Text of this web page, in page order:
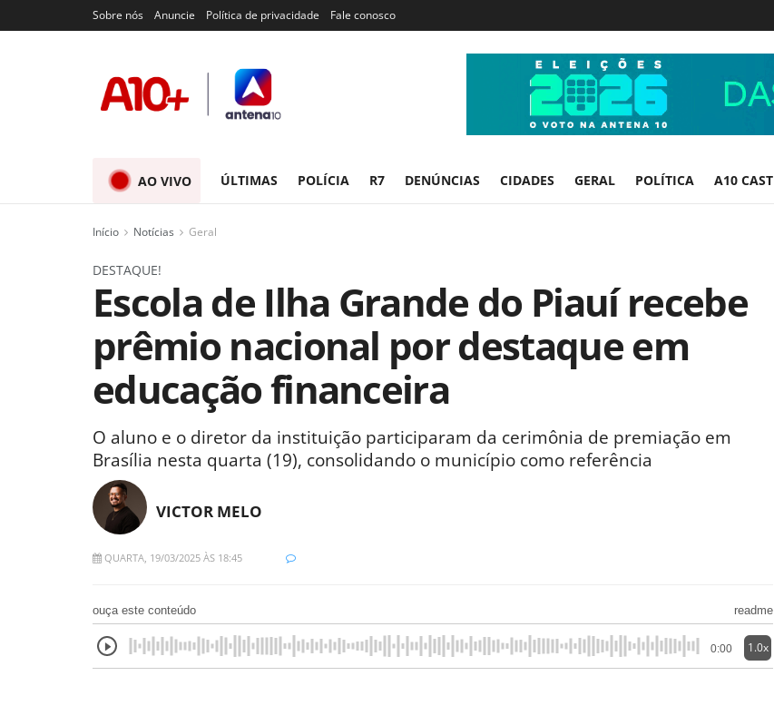
Sobre nós Anuncie Política de privacidade Fale conosco
AO VIVO ÚLTIMAS POLÍCIA R7 DENÚNCIAS CIDADES GERAL POLÍTICA A10 CAST
Início Notícias Geral
DESTAQUE!
Escola de Ilha Grande do Piauí recebe
prêmio nacional por destaque em
educação financeira
O aluno e o diretor da instituição participaram da cerimônia de premiação em
Brasília nesta quarta (19), consolidando o município como referência
VICTOR MELO
QUARTA, 19/03/2025 ÀS 18:45
ouça este conteúdo readme
0:00 1.0x